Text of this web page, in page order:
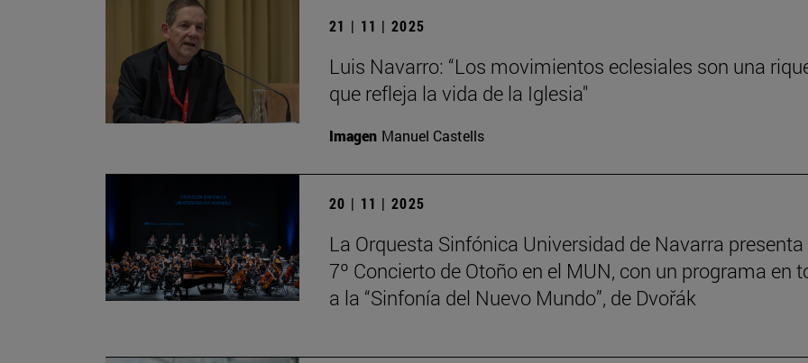
21 | 11 | 2025
Luis Navarro: “Los movimientos eclesiales son una
que refleja la vida de la Iglesia"
Imagen Manuel Castells
20 | 11 | 2025
La Orquesta Sinfónica Universidad de Navarra presenta
7º Concierto de Otoño en el MUN, con un programa en
a la “Sinfonía del Nuevo Mundo”, de Dvořák